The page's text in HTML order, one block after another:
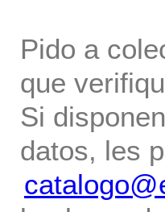
Pido a
que
Si
datos, les